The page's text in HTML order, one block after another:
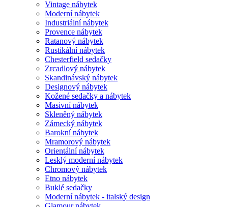
Vintage nábytek
Moderní nábytek
Industriální nábytek
Provence nábytek
Ratanový nábytek
Rustikální nábytek
Chesterfield sedačky
Zrcadlový nábytek
Skandinávský nábytek
Designový nábytek
Kožené sedačky a nábytek
Masivní nábytek
Skleněný nábytek
Zámecký nábytek
Barokní nábytek
Mramorový nábytek
Orientální nábytek
Lesklý moderní nábytek
Chromový nábytek
Etno nábytek
Buklé sedačky
Moderní nábytek - italský design